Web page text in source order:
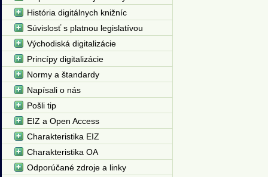
História digitálnych knižníc
Súvislosť s platnou legislatívou
Východiská digitalizácie
Princípy digitalizácie
Normy a štandardy
Napísali o nás
Pošli tip
EIZ a Open Access
Charakteristika EIZ
Charakteristika OA
Odporúčané zdroje a linky